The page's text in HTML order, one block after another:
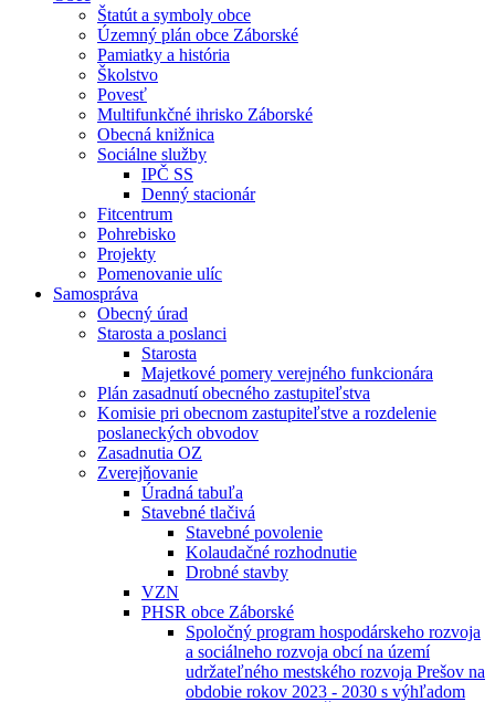
Štatút a symboly obce
Územný plán obce Záborské
Pamiatky a história
Školstvo
Povesť
Multifunkčné ihrisko Záborské
Obecná knižnica
Sociálne služby
IPČ SS
Denný stacionár
Fitcentrum
Pohrebisko
Projekty
Pomenovanie ulíc
Samospráva
Obecný úrad
Starosta a poslanci
Starosta
Majetkové pomery verejného funkcionára
Plán zasadnutí obecného zastupiteľstva
Komisie pri obecnom zastupiteľstve a rozdelenie
poslaneckých obvodov
Zasadnutia OZ
Zverejňovanie
Úradná tabuľa
Stavebné tlačivá
Stavebné povolenie
Kolaudačné rozhodnutie
Drobné stavby
VZN
PHSR obce Záborské
Spoločný program hospodárskeho rozvoja
a sociálneho rozvoja obcí na území
udržateľného mestského rozvoja Prešov na
obdobie rokov 2023 - 2030 s výhľadom